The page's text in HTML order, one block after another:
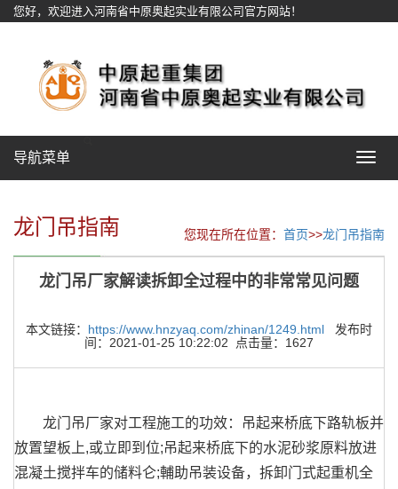
您好，欢迎进入河南省中原奥起实业有限公司官方网站！
Toggle
导航菜单
龙门吊指南 您现在所在位置： 首页>>龙门吊指南
龙门吊厂家解读拆卸全过程中的非常常见问题
本文链接： https://www.hnzyaq.com/zhinan/1249.html 发布时
间：2021-01-25 10:22:02 点击量：1627
龙门吊厂家对工程施工的功效：吊起来桥底下路轨板并
放置望板上,或立即到位;吊起来桥底下的水泥砂浆原料放进
混凝土搅拌车的储料仑;輔助吊装设备，拆卸门式起重机全